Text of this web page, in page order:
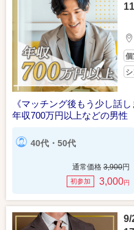
《マッチング後もう少し話
年収700万円以上などの男性
40代・50代
通常価格 3,900円
初参加 3,000円
9/